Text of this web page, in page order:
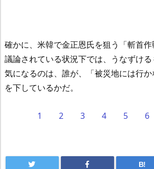
確かに、米韓で金正恩氏を狙う「斬首
議論されている状況下では、うなずけ
気になるのは、誰が、「被災地には行
を下しているかだ。
1 2 3 4 5 6
B!